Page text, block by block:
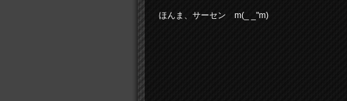
ほんま、サーセン m(_ _"m)